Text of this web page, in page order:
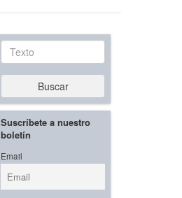
Texto
Buscar
Suscríbete a nuestro
boletín
Email